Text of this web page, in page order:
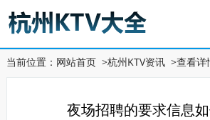
当前位置： 网站首页>杭州KTV资讯>查看详
夜场招聘的要求信息